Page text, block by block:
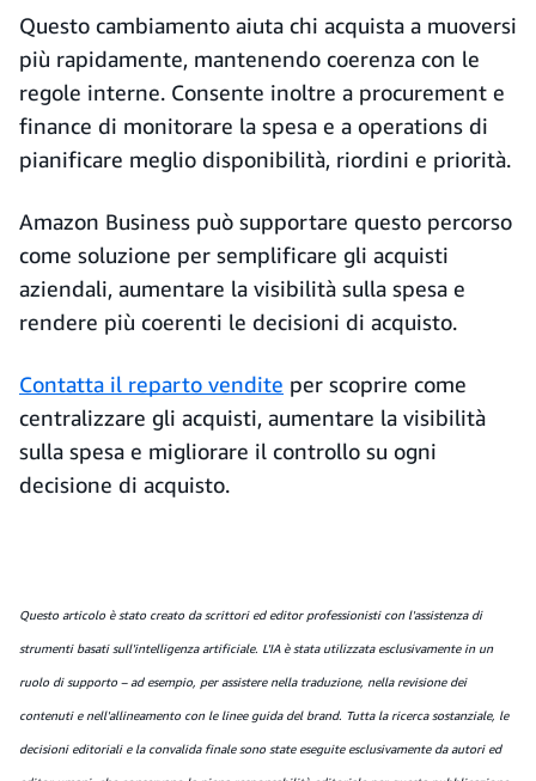
Questo cambiamento aiuta chi acquista a muoversi
più rapidamente, mantenendo coerenza con le
regole interne. Consente inoltre a procurement e
finance di monitorare la spesa e a operations di
pianificare meglio disponibilità, riordini e priorità.
Amazon Business può supportare questo percorso
come soluzione per semplificare gli acquisti
aziendali, aumentare la visibilità sulla spesa e
rendere più coerenti le decisioni di acquisto.
Contatta il reparto vendite per scoprire come
centralizzare gli acquisti, aumentare la visibilità
sulla spesa e migliorare il controllo su ogni
decisione di acquisto.
Questo articolo è stato creato da scrittori ed editor professionisti con l'assistenza di
strumenti basati sull'intelligenza artificiale. L'IA è stata utilizzata esclusivamente in un
ruolo di supporto – ad esempio, per assistere nella traduzione, nella revisione dei
contenuti e nell'allineamento con le linee guida del brand. Tutta la ricerca sostanziale, le
decisioni editoriali e la convalida finale sono state eseguite esclusivamente da autori ed